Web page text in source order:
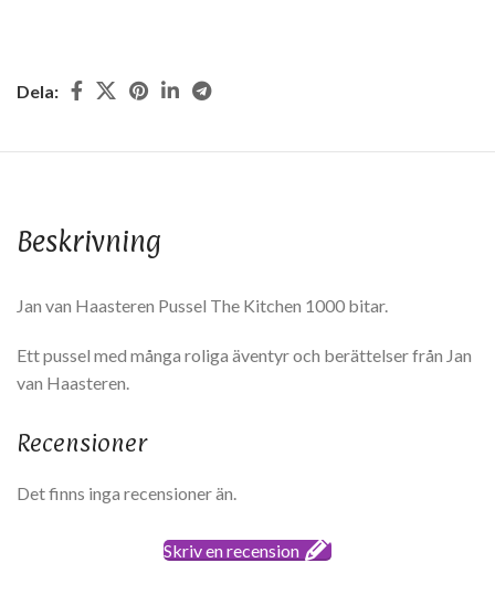
Dela:
Beskrivning
Jan van Haasteren Pussel The Kitchen 1000 bitar.
Ett pussel med många roliga äventyr och berättelser från Jan
van Haasteren.
Recensioner
Det finns inga recensioner än.
Skriv en recension